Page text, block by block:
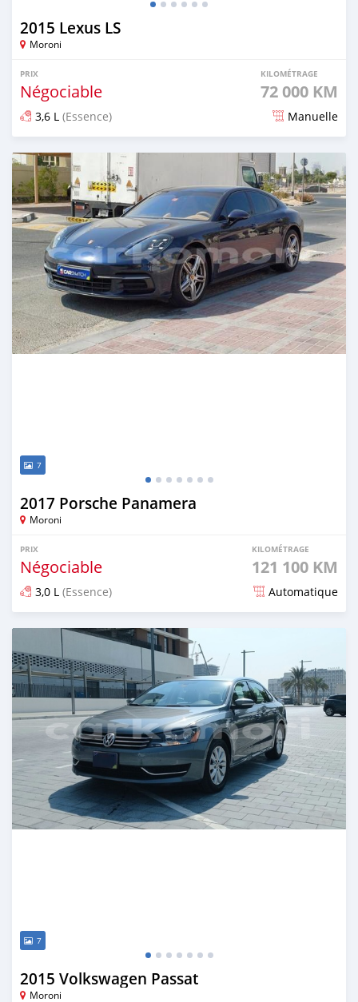
2015 Lexus LS
Moroni
PRIX
Négociable
KILOMÉTRAGE
72 000 KM
3,6 L (Essence) Manuelle
Publié il y a plus d'un an
7
2017 Porsche Panamera
Moroni
PRIX
Négociable
KILOMÉTRAGE
121 100 KM
3,0 L (Essence) Automatique
Publié il y a plus d'un an
7
2015 Volkswagen Passat
Moroni